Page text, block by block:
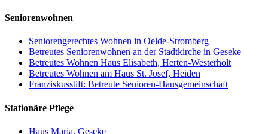
Seniorenwohnen
Seniorengerechtes Wohnen in Oelde-Stromberg
Betreutes Seniorenwohnen an der Stadtkirche in Geseke
Betreutes Wohnen Haus Elisabeth, Herten-Westerholt
Betreutes Wohnen am Haus St. Josef, Heiden
Franziskusstift: Betreute Senioren-Hausgemeinschaft
Stationäre Pflege
Haus Maria, Geseke